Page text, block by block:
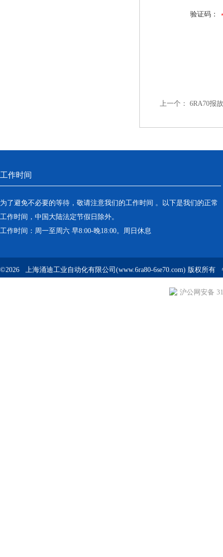
验证码：
上一个： 6RA70报
工作时间
为了避免不必要的等待，敬请注意我们的工作时间 。以下是我们的正常
工作时间，中国大陆法定节假日除外。
工作时间：周一至周六 早8:00-晚18:00。周日休息
©2026 上海涌迪工业自动化有限公司(www.6ra80-6se70.com) 版权所有
沪公网安备